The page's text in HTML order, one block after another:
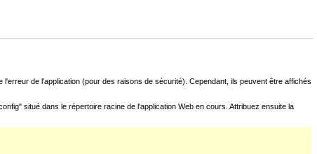
de l'application (pour des raisons de sécurité). Cependant, ils peuvent être affichés
situé dans le répertoire racine de l'application Web en cours. Attribuez ensuite la